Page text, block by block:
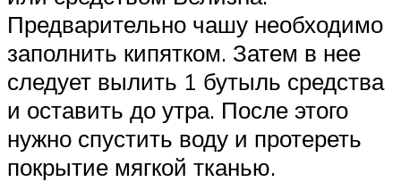
Предварительно чашу необходимо
заполнить кипятком. Затем в нее
следует вылить 1 бутыль средства
и оставить до утра. После этого
нужно спустить воду и протереть
покрытие мягкой тканью.